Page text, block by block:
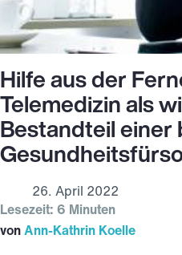
Hilfe aus der
Telemedizin als
Bestandteil
26. April 2022
Lesezeit: 6 Minuten
vonAnn-Kathrin Koelle